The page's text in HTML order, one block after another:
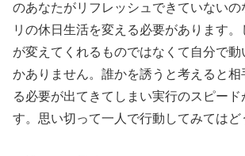
のあなたがリフレッシュできていないの
リの休日生活を変える必要があります
が変えてくれるものではなくて自分で動
かありません。誰かを誘うと考えると
る必要が出てきてしまい実行のスピード
す。思い切って一人で行動してみてはど